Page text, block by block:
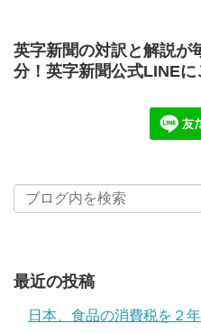
英字新聞の対訳と解説が
分！英字新聞公式LINE
最近の投稿
日本、食品の消費税を２